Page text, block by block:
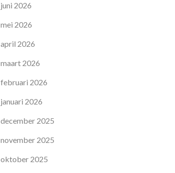
juni 2026
mei 2026
april 2026
maart 2026
februari 2026
januari 2026
december 2025
november 2025
oktober 2025